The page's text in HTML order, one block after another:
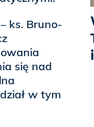
ks. Bruno-
się nad
w tym